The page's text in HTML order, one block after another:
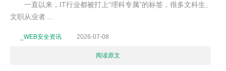
一直以来，IT行业都被打上“理科专属”的标签，很多文科生、
文职从业者 ...
_WEB安全资讯 2026-07-08
阅读原文